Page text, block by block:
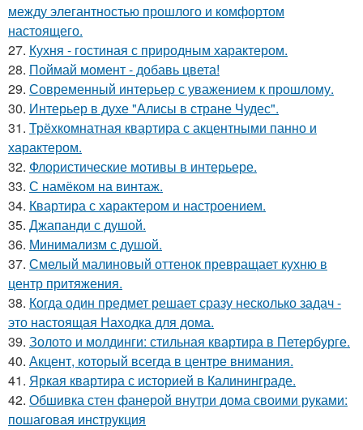
между элегантностью прошлого и комфортом
настоящего.
27. Кухня - гостиная с природным характером.
28. Поймай момент - добавь цвета!
29. Современный интерьер с уважением к прошлому.
30. Интерьер в духе "Алисы в стране Чудес".
31. Трёхкомнатная квартира с акцентными панно и
характером.
32. Флористические мотивы в интерьере.
33. С намёком на винтаж.
34. Квартира с характером и настроением.
35. Джапанди с душой.
36. Минимализм с душой.
37. Смелый малиновый оттенок превращает кухню в
центр притяжения.
38. Когда один предмет решает сразу несколько задач -
это настоящая Находка для дома.
39. Золото и молдинги: стильная квартира в Петербурге.
40. Акцент, который всегда в центре внимания.
41. Яркая квартира с историей в Калининграде.
42. Обшивка стен фанерой внутри дома своими руками:
пошаговая инструкция